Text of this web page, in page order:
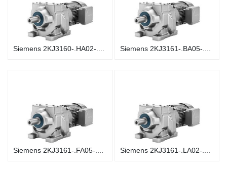
Siemens 2KJ3160-.HA02-.... Siemens 2KJ3161-.BA05-....
Siemens 2KJ3161-.FA05-.... Siemens 2KJ3161-.LA02-....